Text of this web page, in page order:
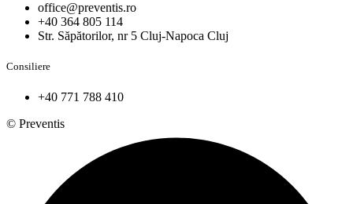
office@preventis.ro
+40 364 805 114
Str. Săpătorilor, nr 5 Cluj-Napoca Cluj
Consiliere
+40 771 788 410
© Preventis